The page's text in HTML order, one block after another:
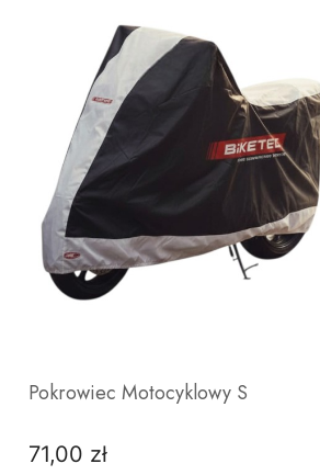
DO KOSZYKA
Pokrowiec Motocyklowy S
Cena
71,00 zł